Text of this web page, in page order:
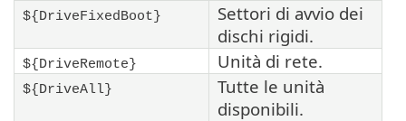
${DriveFixedBoot}
Settori di avvio dei
dischi rigidi.
${DriveRemote} Unità di rete.
${DriveAll}
Tutte le unità
disponibili.